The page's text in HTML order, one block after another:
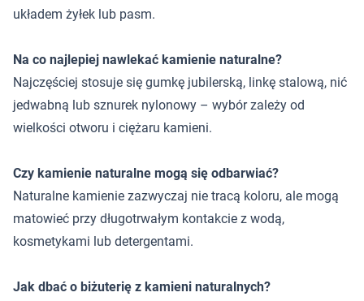
układem żyłek lub pasm.
Na co najlepiej nawlekać kamienie naturalne?
Najczęściej stosuje się gumkę jubilerską, linkę stalową, nić
jedwabną lub sznurek nylonowy – wybór zależy od
wielkości otworu i ciężaru kamieni.
Czy kamienie naturalne mogą się odbarwiać?
Naturalne kamienie zazwyczaj nie tracą koloru, ale mogą
matowieć przy długotrwałym kontakcie z wodą,
kosmetykami lub detergentami.
Jak dbać o biżuterię z kamieni naturalnych?